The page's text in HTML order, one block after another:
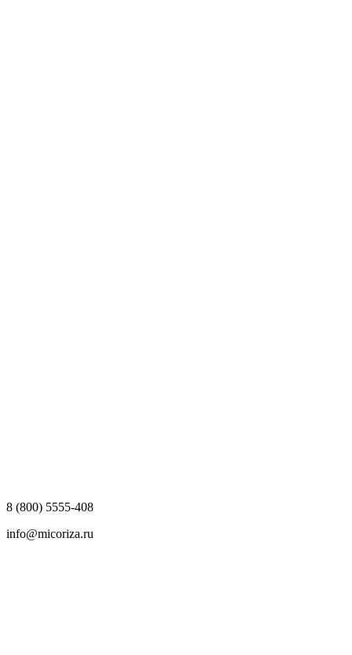
8 (800) 5555-408
info@micoriza.ru